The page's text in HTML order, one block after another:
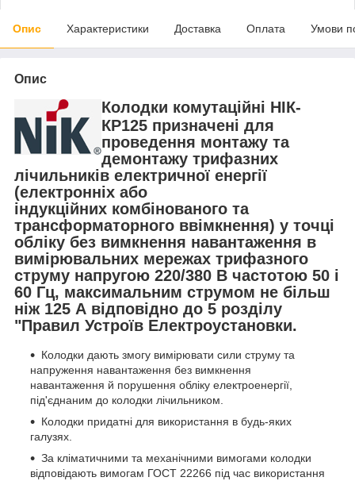
Опис Характеристики Доставка Оплата Умови
Опис
Колодки комутаційні НІК-
КР125 призначені для
проведення монтажу та
демонтажу трифазних
лічильників електричної енергії
(електронніх або
індукційних комбінованого та
трансформаторного ввімкнення) у точці
обліку без вимкнення навантаження в
вимірювальних мережах трифазного
струму напругою 220/380 В частотою 50 і
60 Гц, максимальним струмом не більш
ніж 125 А відповідно до 5 розділу
"Правил Устроїв Електроустановки.
Колодки дають змогу вимірювати сили струму та
напруження навантаження без вимкнення
навантаження й порушення обліку електроенергії,
під'єднаним до колодки лічильником.
Колодки придатні для використання в будь-яких
галузях.
За кліматичними та механічними вимогами колодки
відповідають вимогам ГОСТ 22266 під час використання